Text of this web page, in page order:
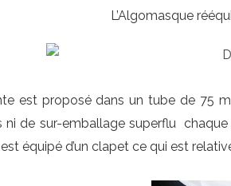
L’Algomasque
est proposé dans un tube de 75
ni de sur-emballage superflu
équipé d’un clapet ce qui est